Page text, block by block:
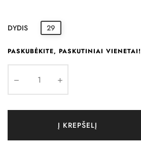
DYDIS 29
PASKUBĖKITE, PASKUTINIAI VIENETAI!
Į KREPŠELĮ